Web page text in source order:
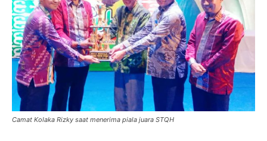
Camat Kolaka Rizky saat menerima piala juara STQH